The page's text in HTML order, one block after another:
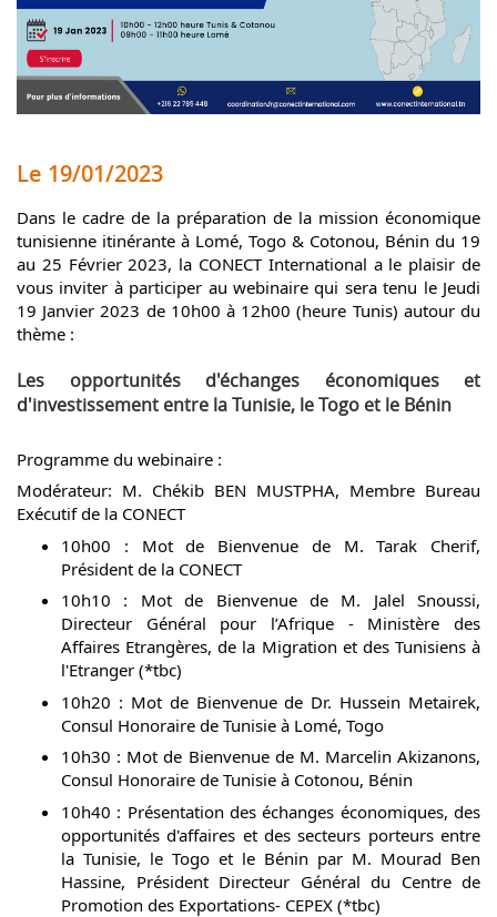
Le 19/01/2023
Dans le cadre de la préparation de la mission économique
tunisienne itinérante à Lomé, Togo & Cotonou, Bénin du 19
au 25 Février 2023, la CONECT International a le plaisir de
vous inviter à participer au webinaire qui sera tenu le Jeudi
19 Janvier 2023 de 10h00 à 12h00 (heure Tunis) autour du
thème :
Les opportunités d'échanges économiques et
d'investissement entre la Tunisie, le Togo et le Bénin
Programme du webinaire :
Modérateur: M. Chékib BEN MUSTPHA, Membre Bureau
Exécutif de la CONECT
10h00 : Mot de Bienvenue de M. Tarak Cherif,
Président de la CONECT
10h10 : Mot de Bienvenue de M. Jalel Snoussi,
Directeur Général pour l’Afrique - Ministère des
Affaires Etrangères, de la Migration et des Tunisiens à
l'Etranger (*tbc)
10h20 : Mot de Bienvenue de Dr. Hussein Metairek,
Consul Honoraire de Tunisie à Lomé, Togo
10h30 : Mot de Bienvenue de M. Marcelin Akizanons,
Consul Honoraire de Tunisie à Cotonou, Bénin
10h40 : Présentation des échanges économiques, des
opportunités d'affaires et des secteurs porteurs entre
la Tunisie, le Togo et le Bénin par M. Mourad Ben
Hassine, Président Directeur Général du Centre de
Promotion des Exportations- CEPEX (*tbc)